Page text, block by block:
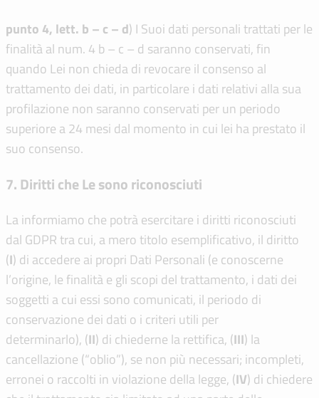
punto 4, lett. b – c – d) I Suoi dati personali trattati per le
finalità al num. 4 b – c – d saranno conservati, fin
quando Lei non chieda di revocare il consenso al
trattamento dei dati, in particolare i dati relativi alla sua
profilazione non saranno conservati per un periodo
superiore a 24 mesi dal momento in cui lei ha prestato il
suo consenso.
7. Diritti che Le sono riconosciuti
La informiamo che potrà esercitare i diritti riconosciuti
dal GDPR tra cui, a mero titolo esemplificativo, il diritto
(I) di accedere ai propri Dati Personali (e conoscerne
l’origine, le finalità e gli scopi del trattamento, i dati dei
soggetti a cui essi sono comunicati, il periodo di
conservazione dei dati o i criteri utili per
determinarlo), (II) di chiederne la rettifica, (III) la
cancellazione (“oblio”), se non più necessari; incompleti,
erronei o raccolti in violazione della legge, (IV) di chiedere